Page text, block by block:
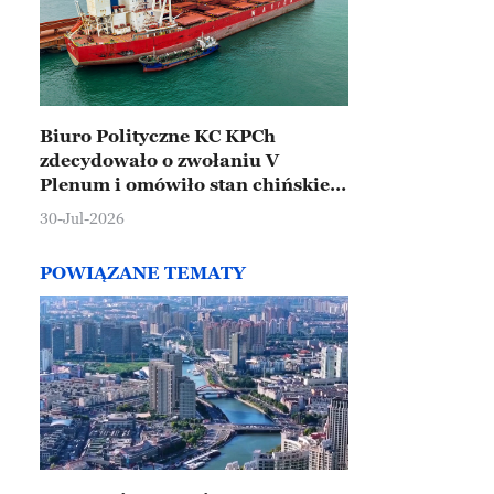
Biuro Polityczne KC KPCh
zdecydowało o zwołaniu V
Plenum i omówiło stan chińskiej
gospodarki
30-Jul-2026
POWIĄZANE TEMATY